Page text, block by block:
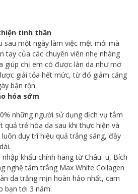
tinh thần
sau một ngày làm việc mệt mỏi mà
tay của các chuyên viên nhẹ nhàng
giúp chị em có được làn da như mơ
giải tỏa hết mức, từ đó giảm căng
bận rộn.
hóa sớm
những người sử dụng dịch vụ tắm
quả trẻ hóa da sau khi thực hiện và
duy trì hiệu quả trắng sáng, đầy
khẩu chính hãng từ Châu u, Bích
nghệ tắm trắng Max White Collagen
da trắng mịn hoàn hảo nhất, cam
bạn tới 3 năm.